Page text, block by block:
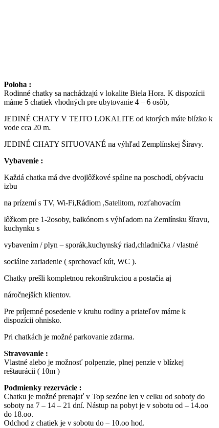
Poloha :
Rodinné chatky sa nachádzajú v lokalite Biela Hora. K dispozícii
máme 5 chatiek vhodných pre ubytovanie 4 – 6 osôb,
JEDINÉ CHATY V TEJTO LOKALITE od ktorých máte blízko k
vode cca 20 m.
JEDINÉ CHATY SITUOVANÉ na výhľad Zemplínskej Šíravy.
Vybavenie :
Každá chatka má dve dvojlôžkové spálne na poschodí, obývaciu
izbu
na prízemí s TV, Wi-Fi,Rádiom ,Satelitom, rozťahovacím
lôžkom pre 1-2osoby, balkónom s výhľadom na Zemlínsku šíravu,
kuchynku s
vybavením / plyn – sporák,kuchynský riad,chladnička / vlastné
sociálne zariadenie ( sprchovací kút, WC ).
Chatky prešli kompletnou rekonštrukciou a postačia aj
náročnejších klientov.
Pre príjemné posedenie v kruhu rodiny a priateľov máme k
dispozícii ohnisko.
Pri chatkách je možné parkovanie zdarma.
Stravovanie :
Vlastné alebo je možnosť polpenzie, plnej penzie v blízkej
reštaurácii ( 10m )
Podmienky rezervácie :
Chatku je možné prenajať v Top sezóne len v celku od soboty do
soboty na 7 – 14 – 21 dní. Nástup na pobyt je v sobotu od – 14.oo
do 18.oo.
Odchod z chatiek je v sobotu do – 10.oo hod.